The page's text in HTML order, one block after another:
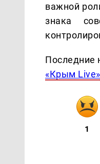
важной
знака
Последние
«Крым Live»
1